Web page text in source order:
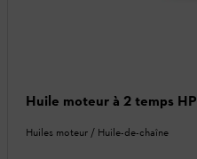
Huile moteur à 2 temps HP
Huiles moteur / Huile-de-chaîne